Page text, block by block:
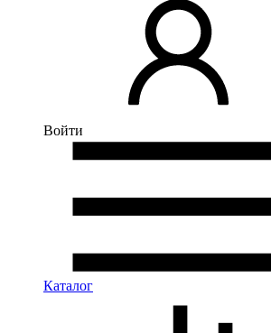
Войти
Каталог